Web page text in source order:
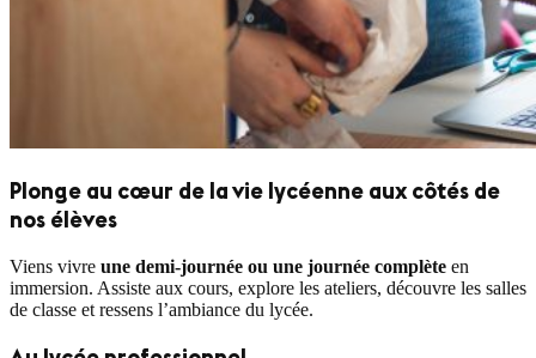
Plonge au cœur de la vie lycéenne aux côtés de
nos élèves
Viens vivre une demi-journée ou une journée complète en
immersion. Assiste aux cours, explore les ateliers, découvre les salles
de classe et ressens l’ambiance du lycée.